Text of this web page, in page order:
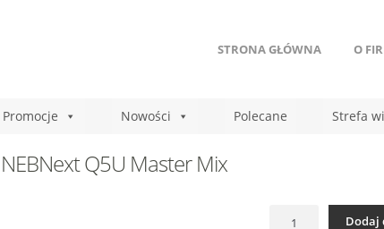
STRONA GŁÓWNA O
Promocje Nowości Polecane Strefa
NEBNext Q5U Master Mix
Dodaj